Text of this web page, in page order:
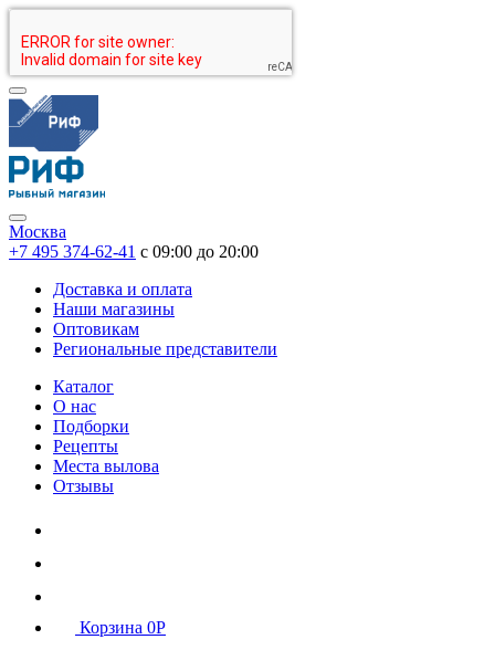
Москва
+7 495 374-62-41 c 09:00 до 20:00
Доставка и оплата
Наши магазины
Оптовикам
Региональные представители
Каталог
О нас
Подборки
Рецепты
Места вылова
Отзывы
Корзина 0Р